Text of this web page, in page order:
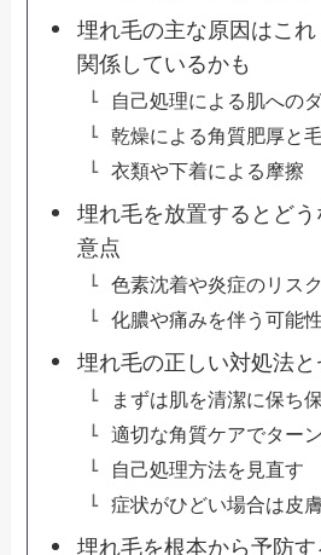
埋れ毛の主な原因はこ
関係しているかも
自己処理による肌への
乾燥による角質肥厚と
衣類や下着による摩擦
埋れ毛を放置するとど
意点
色素沈着や炎症のリスク
化膿や痛みを伴う可能性
埋れ毛の正しい対処法
まずは肌を清潔に保ち
適切な角質ケアでター
自己処理方法を見直す
症状がひどい場合は皮
埋れ毛を根本から予防